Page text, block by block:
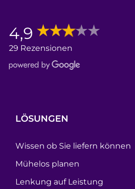
4,9
29 Rezensionen
LÖSUNGEN
Wissen ob Sie liefern können
Mühelos planen
Lenkung auf Leistung